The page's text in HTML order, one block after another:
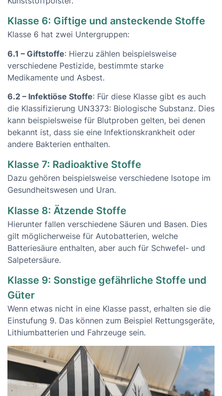
Klasse 6: Giftige und ansteckende Stoffe
Klasse 6 hat zwei Untergruppen:
6.1 – Giftstoffe: Hierzu zählen beispielsweise
verschiedene Pestizide, bestimmte starke
Medikamente und Asbest.
6.2 – Infektiöse Stoffe: Für diese Klasse gibt es auch
die Klassifizierung UN3373: Biologische Substanz. Dies
kann beispielsweise für Blutproben gelten, bei denen
bekannt ist, dass sie eine Infektionskrankheit oder
andere Bakterien enthalten.
Klasse 7: Radioaktive Stoffe
Dazu gehören beispielsweise verschiedene Isotope im
Gesundheitswesen und Uran.
Klasse 8: Ätzende Stoffe
Hierunter fallen verschiedene Säuren und Basen. Dies
gilt möglicherweise für Autobatterien, welche
Batteriesäure enthalten, aber auch für Schwefel- und
Salpetersäure.
Klasse 9: Sonstige gefährliche Stoffe und
Güter
Wenn etwas nicht in eine Klasse passt, erhalten sie die
Einstufung 9. Das können zum Beispiel Rettungsgeräte,
Lithiumbatterien und Fahrzeuge sein.